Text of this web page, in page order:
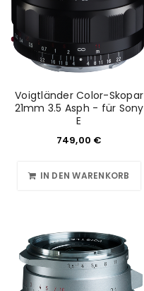
Voigtländer Color-Skopar
21mm 3.5 Asph - für Sony
E
749,00 €
IN DEN WARENKORB